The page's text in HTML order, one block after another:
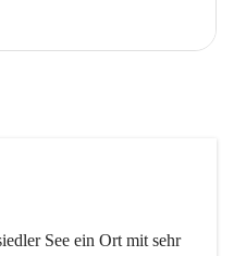
See ein Ort mit sehr